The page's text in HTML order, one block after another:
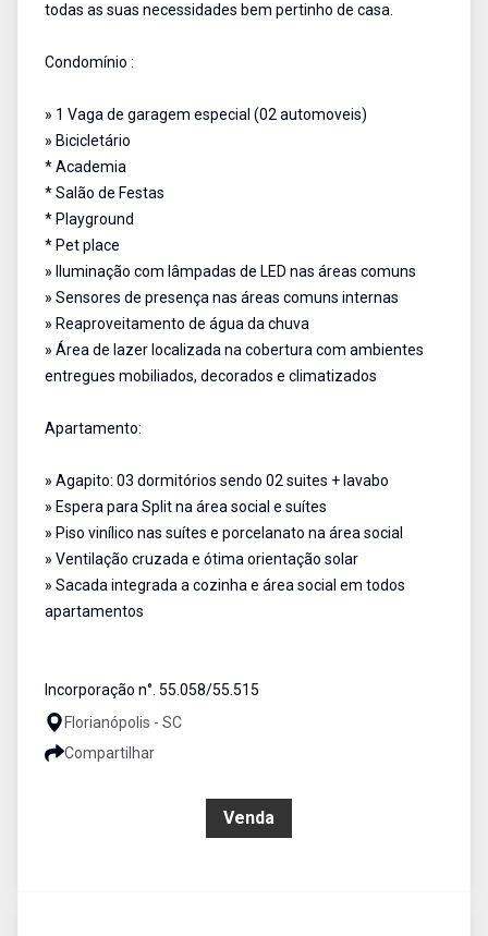
todas as suas necessidades bem pertinho de casa.
Condomínio :
» 1 Vaga de garagem especial (02 automoveis)
» Bicicletário
* Academia
* Salão de Festas
* Playground
* Pet place
» Iluminação com lâmpadas de LED nas áreas comuns
» Sensores de presença nas áreas comuns internas
» Reaproveitamento de água da chuva
» Área de lazer localizada na cobertura com ambientes
entregues mobiliados, decorados e climatizados
Apartamento:
» Agapito: 03 dormitórios sendo 02 suites + lavabo
» Espera para Split na área social e suítes
» Piso vinílico nas suítes e porcelanato na área social
» Ventilação cruzada e ótima orientação solar
» Sacada integrada a cozinha e área social em todos
apartamentos
Incorporação n°. 55.058/55.515
Florianópolis - SC
Compartilhar
Venda